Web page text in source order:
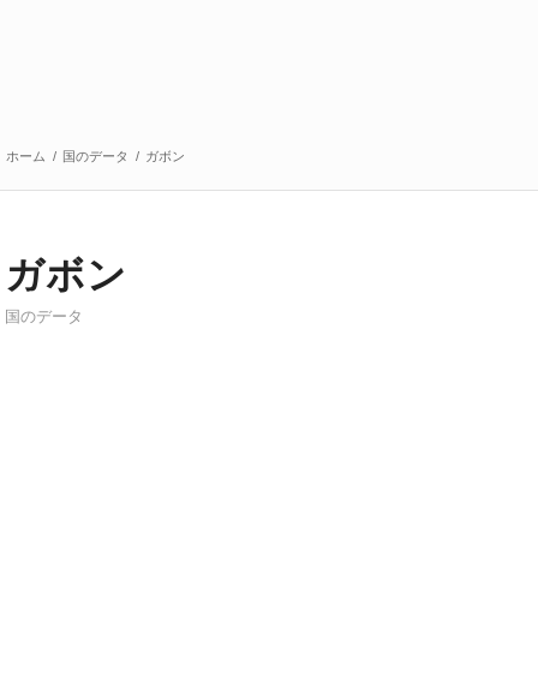
ホーム / 国のデータ / ガボン
ガボン
国のデータ